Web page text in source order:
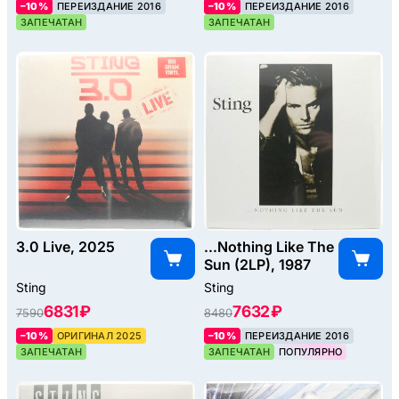
–10%
ПЕРЕИЗДАНИЕ 2016
ЗАПЕЧАТАН
–10%
ПЕРЕИЗДАНИЕ 2016
ЗАПЕЧАТАН
3.0 Live, 2025
Sting
75906831 ₽
–10%
ОРИГИНАЛ 2025
ЗАПЕЧАТАН
...Nothing Like The
Sun (2LP), 1987
Sting
84807632 ₽
–10%
ПЕРЕИЗДАНИЕ 2016
ЗАПЕЧАТАН
ПОПУЛЯРНО